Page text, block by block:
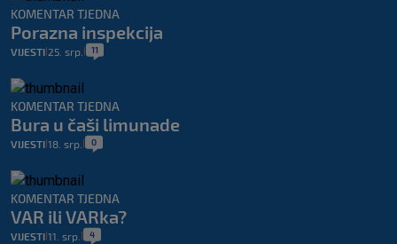
KOMENTAR TJEDNA
Porazna inspekcija
VIJESTI 25. srp. 11
KOMENTAR TJEDNA
Bura u čaši limunade
VIJESTI 18. srp. 0
KOMENTAR TJEDNA
VAR ili VARka?
VIJESTI 11. srp. 4